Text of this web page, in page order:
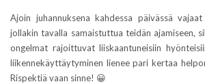
Ajoin juhannuksena kahdessa päivässä
jollakin tavalla samaistuttua teidän ajamiseen,
ongelmat rajoittuvat liiskaantuneisiin
liikennekäyttäytyminen lienee pari kertaa
Rispektiä vaan sinne! 😀